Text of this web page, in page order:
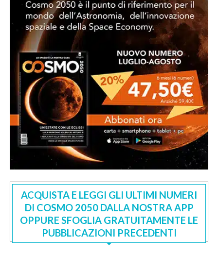
ACQUISTA E LEGGI GLI ULTIMI NUMERI
DI COSMO 2050 DALLA NOSTRA APP
OPPURE SFOGLIA GRATUITAMENTE LE
PUBBLICAZIONI PRECEDENTI